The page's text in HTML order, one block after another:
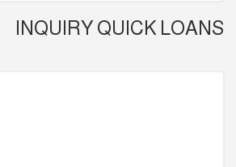
INQUIRY QUICK LOANS